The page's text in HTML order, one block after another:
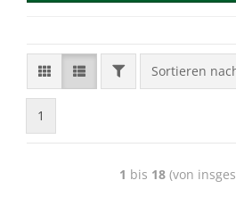
FILTERSortieren
Sortieren
1
1 bis 18(von